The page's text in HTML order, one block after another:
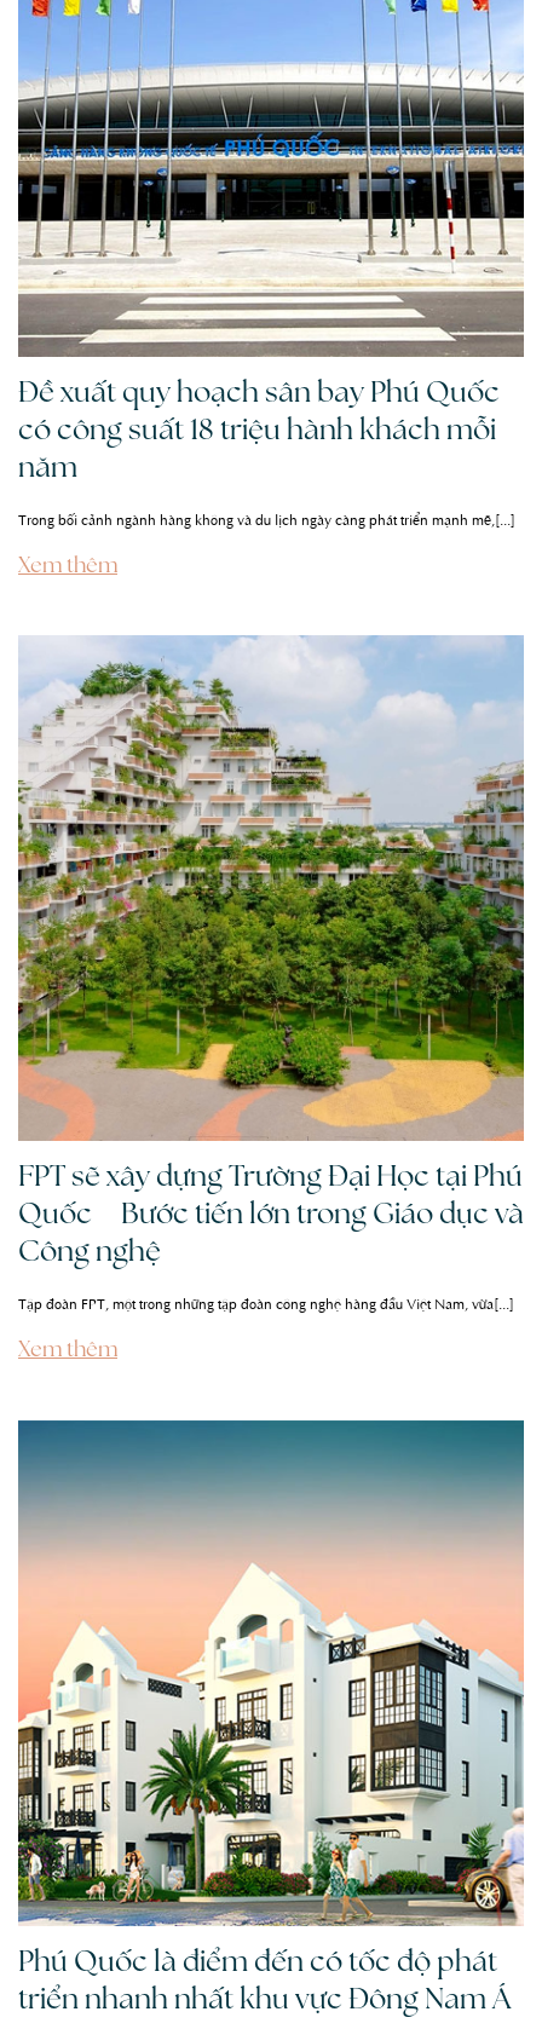
Đề xuất quy hoạch sân bay Phú Quốc
có công suất 18 triệu hành khách mỗi
năm
Trong bối cảnh ngành hàng không và du lịch ngày càng phát triển mạnh mẽ,[...]
Xem thêm
FPT sẽ xây dựng Trường Đại Học tại Phú
Quốc – Bước tiến lớn trong Giáo dục và
Công nghệ
Tập đoàn FPT, một trong những tập đoàn công nghệ hàng đầu Việt Nam, vừa[...]
Xem thêm
Phú Quốc là điểm đến có tốc độ phát
triển nhanh nhất khu vực Đông Nam Á